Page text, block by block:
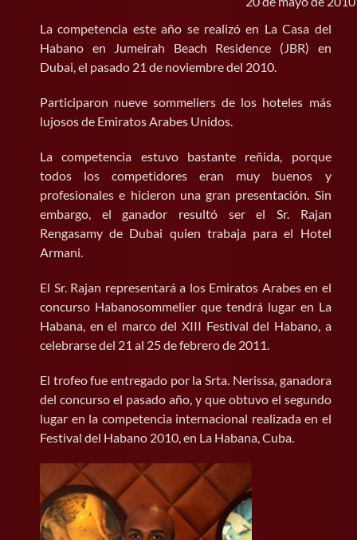
BUSCAR:
La competencia este año se realizó en La Casa del
Habano en Jumeirah Beach Residence (JBR) en
Dubai, el pasado 21 de noviembre del 2010.
Participaron nueve sommeliers de los hoteles más
lujosos de Emiratos Arabes Unidos.
La competencia estuvo bastante reñida, porque
todos los competidores eran muy buenos y
profesionales e hicieron una gran presentación. Sin
embargo, el ganador resultó ser el Sr. Rajan
Rengasamy de Dubai quien trabaja para el Hotel
Armani.
El Sr. Rajan representará a los Emiratos Arabes en el
concurso Habanosommelier que tendrá lugar en La
Habana, en el marco del XIII Festival del Habano, a
celebrarse del 21 al 25 de febrero de 2011.
El trofeo fue entregado por la Srta. Nerissa, ganadora
del concurso el pasado año, y que obtuvo el segundo
lugar en la competencia internacional realizada en el
Festival del Habano 2010, en La Habana, Cuba.